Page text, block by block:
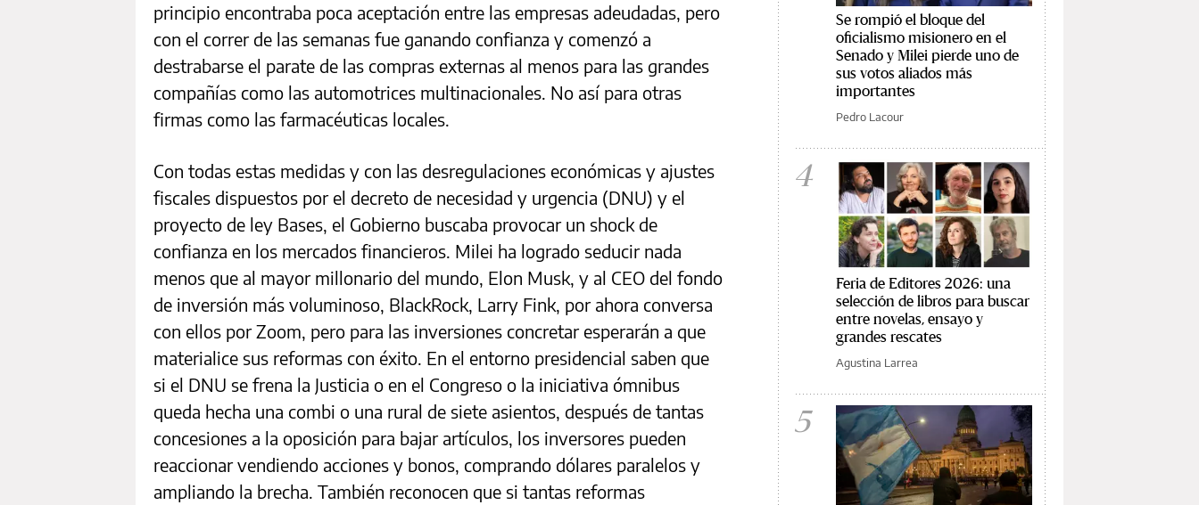
principio encontraba poca aceptación entre las empresas adeudadas, pero
con el correr de las semanas fue ganando confianza y comenzó a
destrabarse el parate de las compras externas al menos para las grandes
compañías como las automotrices multinacionales. No así para otras
firmas como las farmacéuticas locales.
Con todas estas medidas y con las desregulaciones económicas y ajustes
fiscales dispuestos por el decreto de necesidad y urgencia (DNU) y el
proyecto de ley Bases, el Gobierno buscaba provocar un shock de
confianza en los mercados financieros. Milei ha logrado seducir nada
menos que al mayor millonario del mundo, Elon Musk, y al CEO del fondo
de inversión más voluminoso, BlackRock, Larry Fink, por ahora conversa
con ellos por Zoom, pero para las inversiones concretar esperarán a que
materialice sus reformas con éxito. En el entorno presidencial saben que
si el DNU se frena la Justicia o en el Congreso o la iniciativa ómnibus
queda hecha una combi o una rural de siete asientos, después de tantas
concesiones a la oposición para bajar artículos, los inversores pueden
reaccionar vendiendo acciones y bonos, comprando dólares paralelos y
ampliando la brecha. También reconocen que si tantas reformas
Se rompió el bloque del
oficialismo misionero en el
Senado y Milei pierde uno de
sus votos aliados más
importantes
Pedro Lacour
4
Feria de Editores 2026: una
selección de libros para buscar
entre novelas, ensayo y
grandes rescates
Agustina Larrea
5